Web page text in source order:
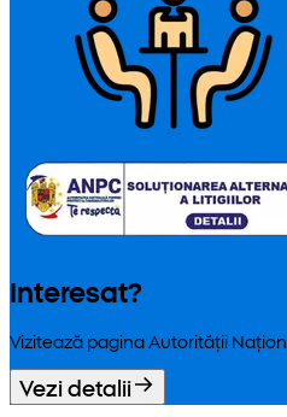
Interesat?
Vizitează pagina Autorității
Vezi detalii